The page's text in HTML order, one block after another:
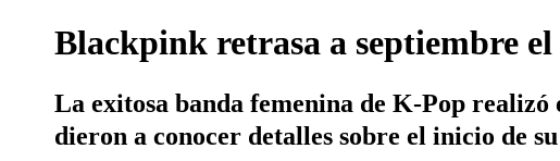
Blackpink retrasa a septiembre
La exitosa banda femenina de K-Pop realizó
dieron a conocer detalles sobre el inicio de